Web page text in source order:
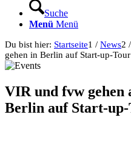
Suche
Menü Menü
Du bist hier: Startseite1 / News2 /
gehen in Berlin auf Start-up-Tour
VIR und fvw gehen
Berlin auf Start-